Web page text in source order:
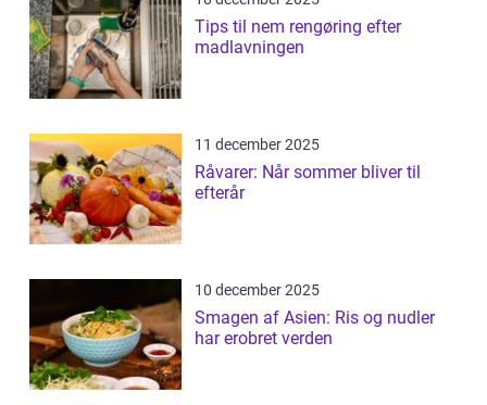
Tips til nem rengøring efter
madlavningen
11 december 2025
Råvarer: Når sommer bliver til
efterår
10 december 2025
Smagen af Asien: Ris og nudler
har erobret verden